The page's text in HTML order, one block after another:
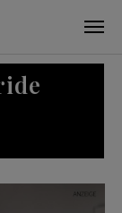
WIRTSCHAFT